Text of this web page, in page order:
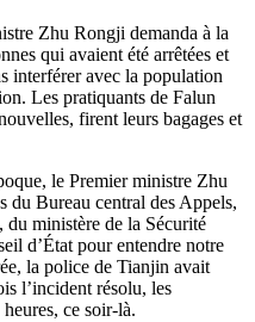
Zhu Rongji demanda à la
qui avaient été arrêtées et
interférer avec la population
Les pratiquants de Falun
firent leurs bagages et
le Premier ministre Zhu
du Bureau central des Appels,
ministère de la Sécurité
d’État pour entendre notre
la police de Tianjin avait
l’incident résolu, les
ce soir-là.